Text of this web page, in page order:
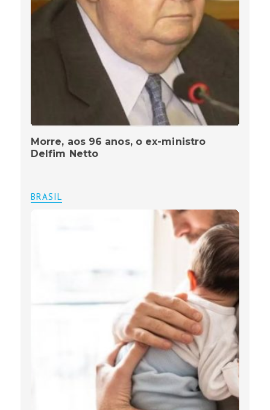
Morre, aos 96 anos, o ex-ministro
Delfim Netto
BRASIL